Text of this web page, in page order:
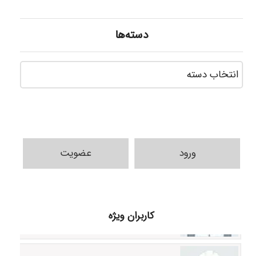
دسته‌ها
ورود عضویت
کاربران ویژه